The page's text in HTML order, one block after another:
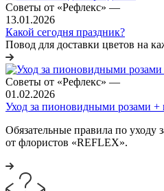
Советы от «Рефлекс» —
13.01.2026
Какой сегодня праздник?
Повод для доставки цветов на
Советы от «Рефлекс» —
01.02.2026
Уход за пионовидными розами +
Обязательные правила по уходу
от флористов «REFLEX».